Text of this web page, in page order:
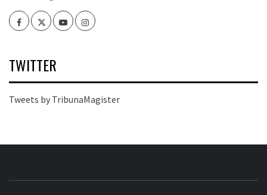
FacebookTwitterYoutubeInstagram
TWITTER
Tweets by TribunaMagister